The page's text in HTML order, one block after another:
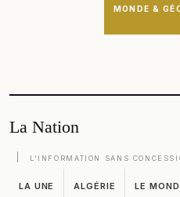
MONDE &
La Nation
L'INFORMATION SANS
LA UNE ALGÉRIE LE